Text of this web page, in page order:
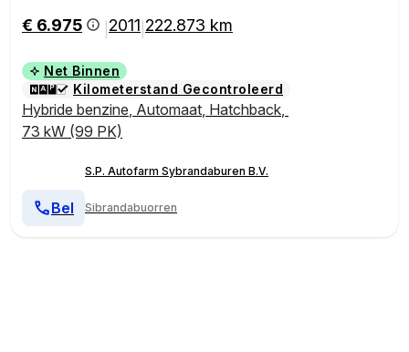
€ 6.975 2011 222.873 km
Net Binnen
Kilometerstand Gecontroleerd
Hybride benzine, Automaat, Hatchback,
73 kW (99 PK)
S.P. Autofarm Sybrandaburen B.V.
Sibrandabuorren
Bel